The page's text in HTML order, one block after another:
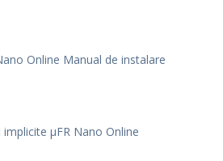
Online Manual de instalare
implicite μFR Nano Online